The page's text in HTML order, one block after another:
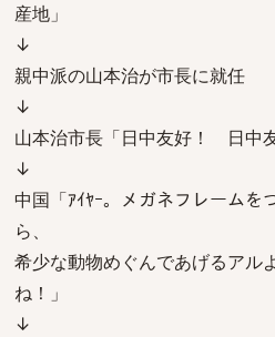
産地」
↓
親中派の山本治が市長に就任
↓
山本治市長「日中友好！ 日中
↓
中国「ｱｲﾔｰ。メガネフレームを
ら、
希少な動物めぐんであげるアル
ね！」
↓